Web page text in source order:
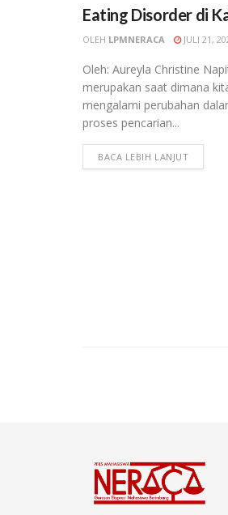
Eating Disorder di
OLEH LPMNERACA JULI 21,
Oleh: Aureyla Christine
merupakan saat dimana
mengalami perubahan
proses pencarian...
BACA LEBIH LANJUT